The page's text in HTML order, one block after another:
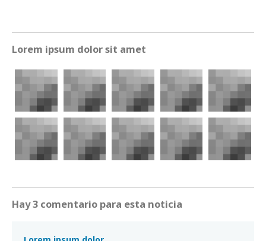
Lorem ipsum dolor sit amet
Hay 3 comentario para esta noticia